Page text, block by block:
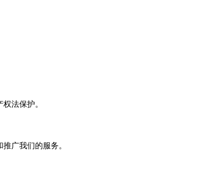
法保护。
广我们的服务。